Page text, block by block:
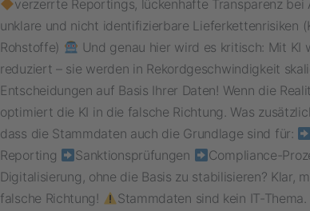
verzerrte Reportings, lückenhafte Transparenz bei
unklare und nicht identifizierbare Lieferkettenrisiken
Rohstoffe)
Und genau hier wird es kritisch: Mit KI
reduziert – sie werden in Rekordgeschwindigkeit
Entscheidungen auf Basis Ihrer Daten! Wenn die
optimiert die KI in die falsche Richtung. Was
dass die Stammdaten auch die Grundlage sind für:
Reporting
Sanktionsprüfungen Compliance-
Digitalisierung, ohne die Basis zu stabilisieren? Klar,
falsche Richtung!
Stammdaten sind kein IT-